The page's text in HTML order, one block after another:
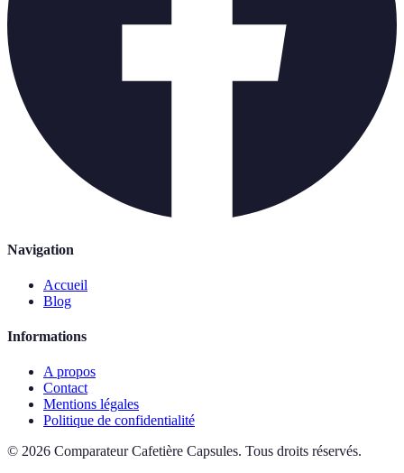
Navigation
Accueil
Blog
Informations
A propos
Contact
Mentions légales
Politique de confidentialité
© 2026 Comparateur Cafetière Capsules. Tous droits réservés.